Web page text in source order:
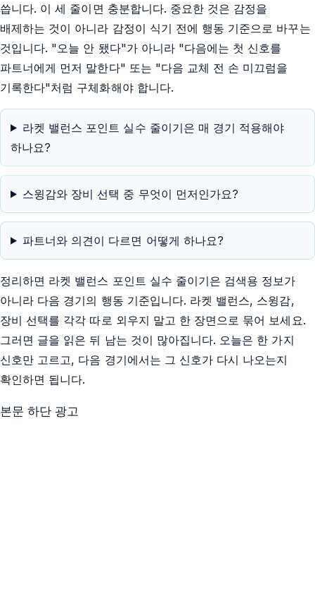
씁니다. 이 세 줄이면 충분합니다. 중요한 것은 감정을
배제하는 것이 아니라 감정이 식기 전에 행동 기준으로 바꾸는
것입니다. "오늘 안 됐다"가 아니라 "다음에는 첫 신호를
파트너에게 먼저 말한다" 또는 "다음 교체 전 손 미끄럼을
기록한다"처럼 구체화해야 합니다.
라켓 밸런스 포인트 실수 줄이기은 매 경기 적용해야
하나요?
스윙감와 장비 선택 중 무엇이 먼저인가요?
파트너와 의견이 다르면 어떻게 하나요?
정리하면 라켓 밸런스 포인트 실수 줄이기은 검색용 정보가
아니라 다음 경기의 행동 기준입니다. 라켓 밸런스, 스윙감,
장비 선택를 각각 따로 외우지 말고 한 장면으로 묶어 보세요.
그러면 글을 읽은 뒤 남는 것이 많아집니다. 오늘은 한 가지
신호만 고르고, 다음 경기에서는 그 신호가 다시 나오는지
확인하면 됩니다.
본문 하단 광고